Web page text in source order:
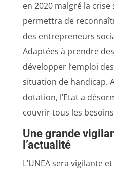
en 2020 malgré la crise
permettra de
des entrepreneurs
Adaptées à prendre
développer l’emploi
situation de handicap.
dotation, l’Etat a
couvrir tous les
Une grande
l’actualité
L’UNEA sera vigilante